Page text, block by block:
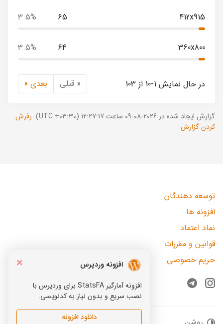
412x915
65
3.5%
360x800
64
3.5%
در حال نمایش 1-10 از 103 « قبلی بعدی »
گزارش ایجاد شده در 2026-08-09 ساعت 12:27:17 (UTC +03:30).
رفرش
کردن گزارش
×
افزونه وردپرس
افزونه آمارگیر StatsFA برای وردپرس با
نصب سریع و بدون نیاز به کدنویسی.
دانلود افزونه
توسعه دهندگان
افزونه ها
نماد اعتماد
قوانین و مقررات
حریم خصوصی
Instagram
Telegram